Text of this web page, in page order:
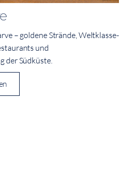
– goldene Strände, Weltklasse-
und
der Südküste.